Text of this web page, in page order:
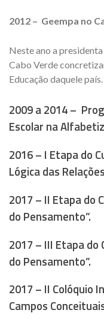
2012 – Geempa no
Neste ano a
Cabo Verde
Educação daquele país.
2009 a 2014 –
Escolar na
2016 – I Etapa do
Lógica das
2017 – II Etapa do
do Pensamento”.
2017 – III Etapa do
do Pensamento”.
2017 – II Colóquio
Campos